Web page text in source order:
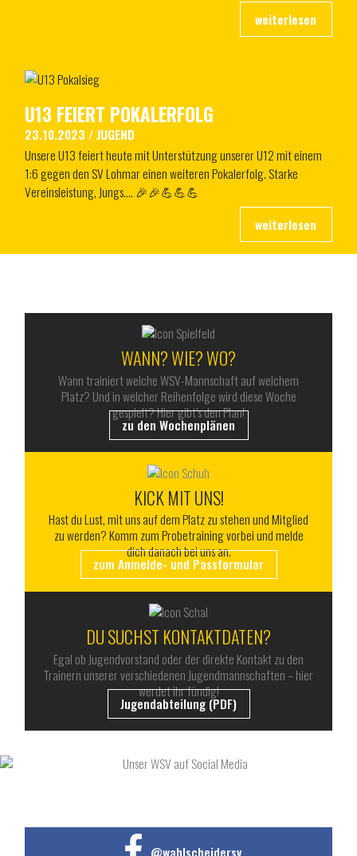
U13 FEIERT POKALERFOLG
23.10.2023 /JUGEND
Unsere U13 feiert heute mit Unterstützung unserer U12 mit einem
1:6 gegen den SV Lohmar einen weiteren Pokalerfolg. Starke
Vereinsleistung, Jungs…. 🎉🎉💪💪💪
WANN? WIE? WO?
Wann trainiert welche WSV-Mannschaft auf welchem
Platz? Und in welcher Reihenfolge wird diese Woche
gespielt? Hier gibt’s den Plan!
zu den Wochenplänen
KICK MIT UNS!
Hast du Lust, mit uns auf dem Platz zu stehen und Mitglied
zu werden? Komm zum Probetraining vorbei und melde
dich danach bei uns an.
zum Anmelde- und Passformular
DU SUCHST KONTAKTDATEN?
Egal ob Jugendvorstand oder der direkte Kontakt zu den
Trainern unserer verschiedenen Jugendmannschaften – hier
werdet ihr fündig!
Jugendabteilung (PDF)
@wahlscheidersv